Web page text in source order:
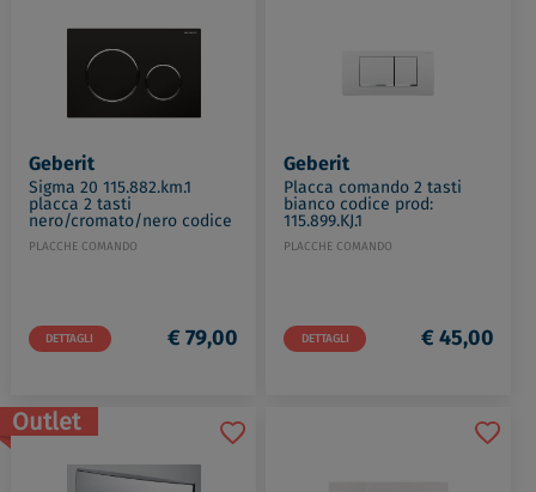
Geberit
Sigma 20 115.882.km.1
placca 2 tasti
nero/cromato/nero codice
prod: 115.882.KM.1
PLACCHE COMANDO
DETTAGLI € 79,00
Geberit
Placca comando 2 tasti
bianco codice prod:
115.899.KJ.1
PLACCHE COMANDO
DETTAGLI € 45,00
Outlet